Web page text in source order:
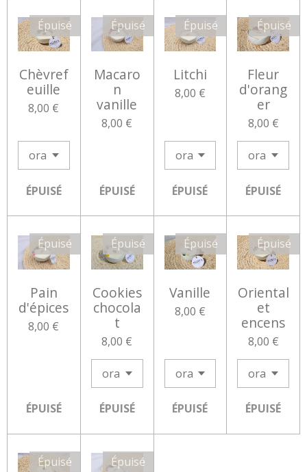
Épuisé
Chèvref
euille
8,00 €
ÉPUISÉ
Épuisé
Macaro
n
vanille
8,00 €
ÉPUISÉ
Épuisé
Litchi
8,00 €
ÉPUISÉ
Épuisé
Fleur
d'orang
er
8,00 €
ÉPUISÉ
Épuisé
Pain
d'épices
8,00 €
ÉPUISÉ
Épuisé
Cookies
chocola
t
8,00 €
ÉPUISÉ
Épuisé
Vanille
8,00 €
ÉPUISÉ
Épuisé
Oriental
et
encens
8,00 €
ÉPUISÉ
Épuisé Épuisé